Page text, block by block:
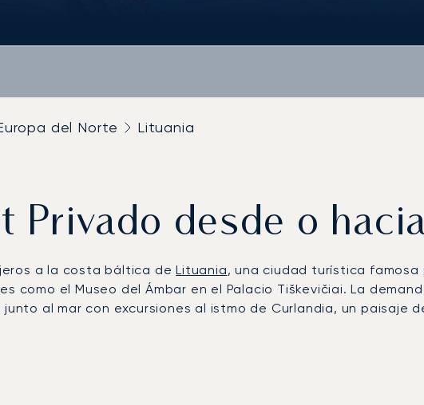
del Norte Lituania
Privado desde o
a la costa báltica deLituania, una ciudad turística
como el Museo del Ámbar en el Palacio Tiškevičiai. La
al mar con excursiones al istmo de Curlandia, un paisaje
de Palanga (PLQ), situado a solo siete